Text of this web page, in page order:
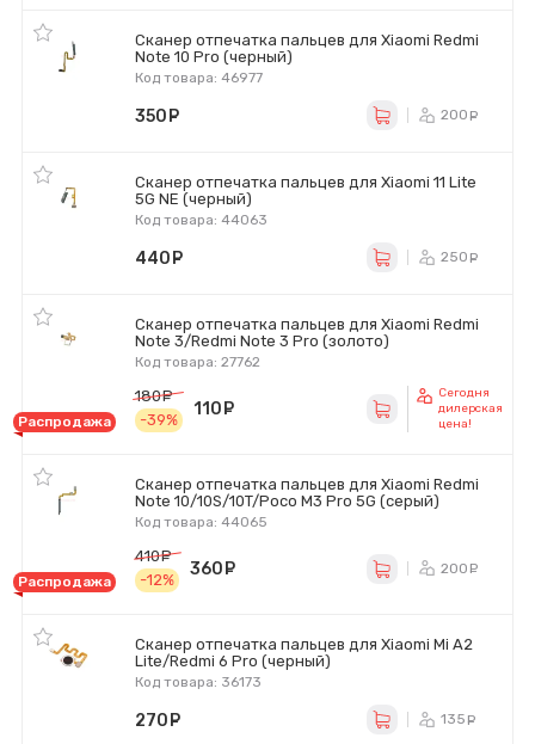
Сканер отпечатка пальцев для Xiaomi Redmi
Note 10 Pro (черный)
Код товара: 46977
350 200
Сканер отпечатка пальцев для Xiaomi 11 Lite
5G NE (черный)
Код товара: 44063
440 250
Сканер отпечатка пальцев для Xiaomi Redmi
Note 3/Redmi Note 3 Pro (золото)
Код товара: 27762
Распродажа
180
-39%
110
Сегодня
дилерская
цена!
Сканер отпечатка пальцев для Xiaomi Redmi
Note 10/10S/10T/Poco M3 Pro 5G (серый)
Код товара: 44065
Распродажа
410
-12%
360 200
Сканер отпечатка пальцев для Xiaomi Mi A2
Lite/Redmi 6 Pro (черный)
Код товара: 36173
270 135